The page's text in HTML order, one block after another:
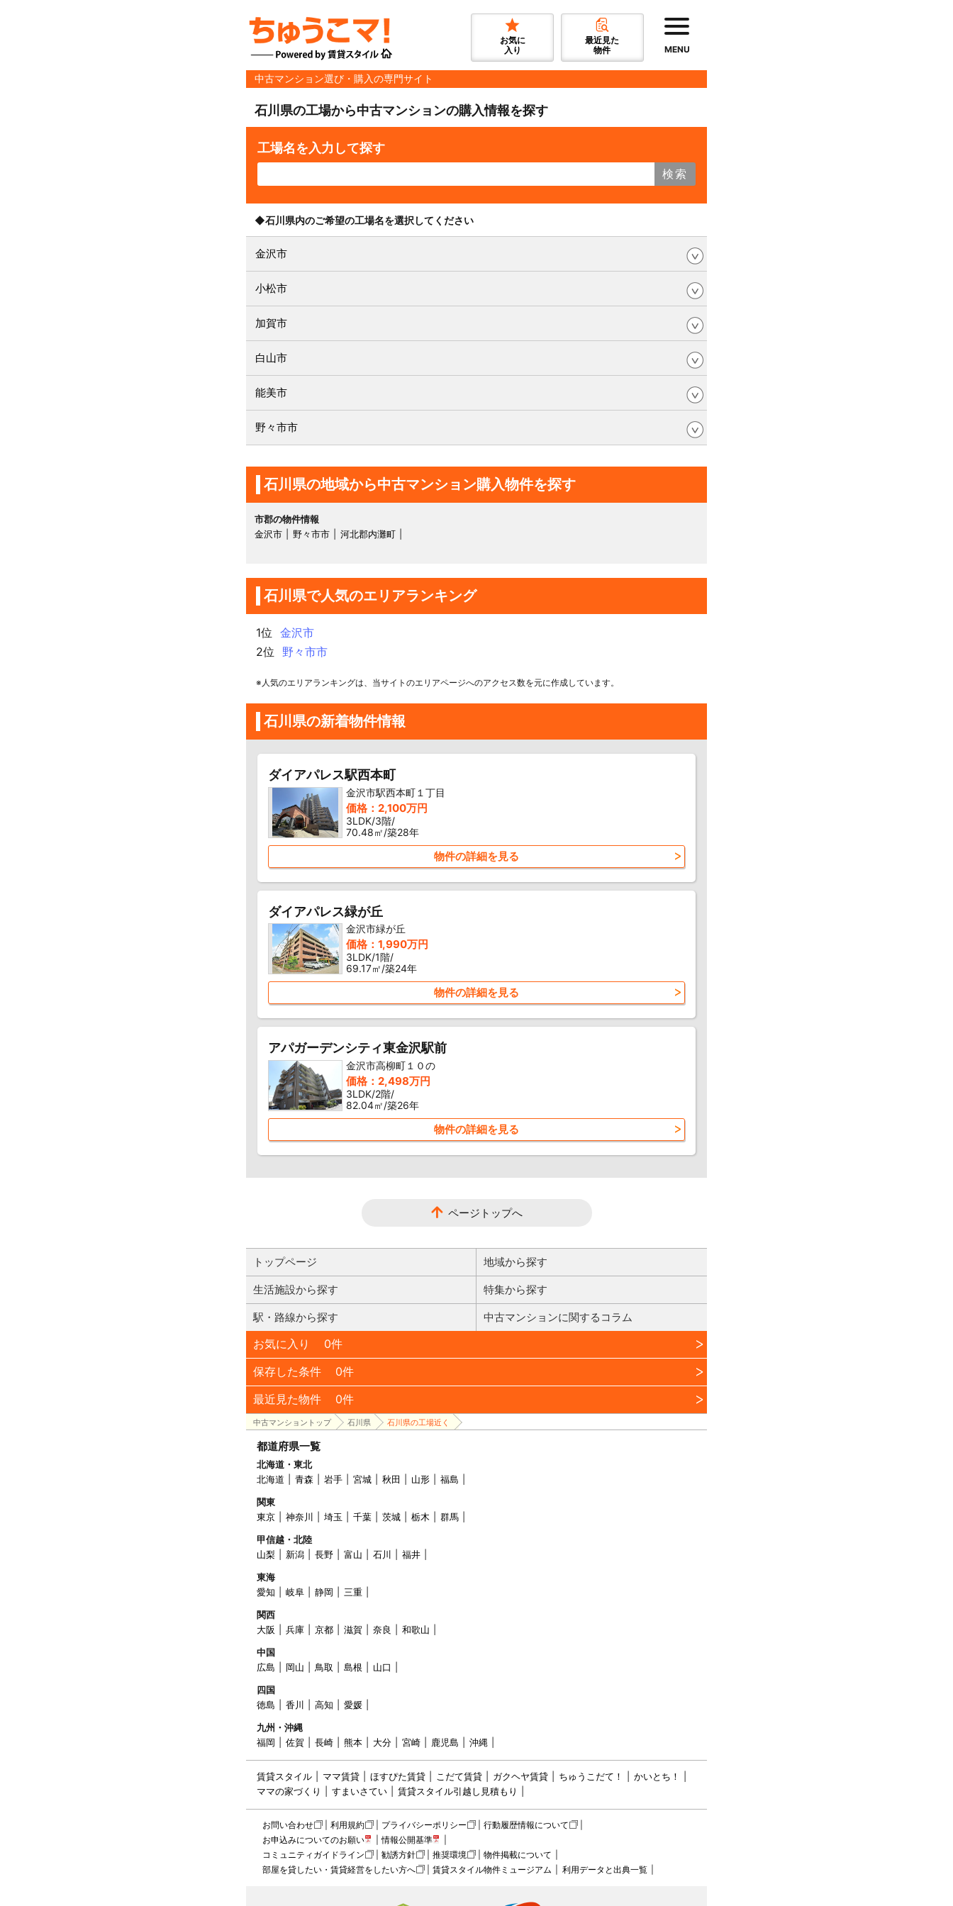
お気に
入り
最近見た
物件
MENU
中古マンション選び・購入の専門サイト
石川県の工場から中古マンションの購入情報を探す
工場名を入力して探す
検索
◆石川県内のご希望の工場名を選択してください
金沢市
小松市
加賀市
白山市
能美市
野々市市
石川県の地域から中古マンション購入物件を探す
市郡の物件情報
金沢市
野々市市 河北郡内灘町
石川県で人気のエリアランキング
1位
金沢市
2位
野々市市
※人気のエリアランキングは、当サイトのエリアページへのアクセス数を元に作成しています。
石川県の新着物件情報
ダイアパレス駅西本町
金沢市駅西本町１丁目
価格：2,100万円
3LDK/3階/
70.48㎡/築28年
物件の詳細を見る
ダイアパレス緑が丘
金沢市緑が丘
価格：1,990万円
3LDK/1階/
69.17㎡/築24年
物件の詳細を見る
アパガーデンシティ東金沢駅前
金沢市高柳町１０の
価格：2,498万円
3LDK/2階/
82.04㎡/築26年
物件の詳細を見る
ページトップへ
トップページ 地域から探す
生活施設から探す 特集から探す
駅・路線から探す 中古マンションに関するコラム
お気に入り
0件
保存した条件
0件
最近見た物件
0件
中古マンショントップ 石川県 石川県の工場近く
都道府県一覧
北海道・東北
北海道
青森 岩手 宮城 秋田 山形
福島
関東
東京
神奈川 埼玉 千葉 茨城 栃木
群馬
甲信越・北陸
山梨
新潟 長野 富山 石川
福井
東海
愛知
岐阜 静岡
三重
関西
大阪
兵庫 京都 滋賀 奈良
和歌山
中国
広島
岡山 鳥取 島根
山口
四国
徳島
香川 高知
愛媛
九州・沖縄
福岡
佐賀 長崎 熊本 大分 宮崎 鹿児島 沖縄
賃貸スタイル ママ賃貸 ほすぴた賃貸 こだて賃貸 ガクヘヤ賃貸 ちゅうこだて！
かいとち！
ママの家づくり
すまいさてい 賃貸スタイル引越し見積もり
お問い合わせ 利用規約 プライバシーポリシー
行動履歴情報について
お申込みについてのお願い
情報公開基準
コミュニティガイドライン
勧誘方針 推奨環境
物件掲載について
部屋を貸したい・賃貸経営をしたい方へ
賃貸スタイル物件ミュージアム 利用データと出典一覧